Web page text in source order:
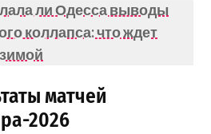
ли Одесса выводы
коллапса: что ждет
матчей
2026